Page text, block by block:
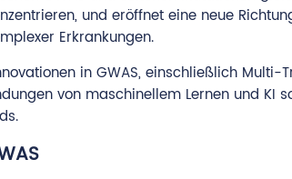
und eröffnet eine neue
Erkrankungen.
in GWAS, einschließlich
von maschinellem Lernen und KI